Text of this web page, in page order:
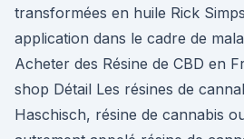
transformées en huile Rick
application dans le cadre de
Acheter des Résine de CBD en
shop Détail Les résines de
Haschisch, résine de cannabis